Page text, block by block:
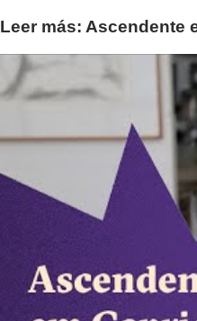
Leer más: Ascendente